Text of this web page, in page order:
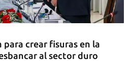
para crear fisuras en la
al sector duro